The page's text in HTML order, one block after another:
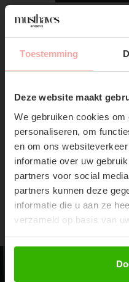
Toestemming
Deze website maakt
We gebruiken cookies
personaliseren, om
en om ons
informatie over uw
partners voor social
partners kunnen deze
informatie die u aan ze
verzameld op basis van
SUBSCRIBE
10% OFF
ORDER!
Don't miss out on our
Gratis verzending
Verzenden & Retourneren